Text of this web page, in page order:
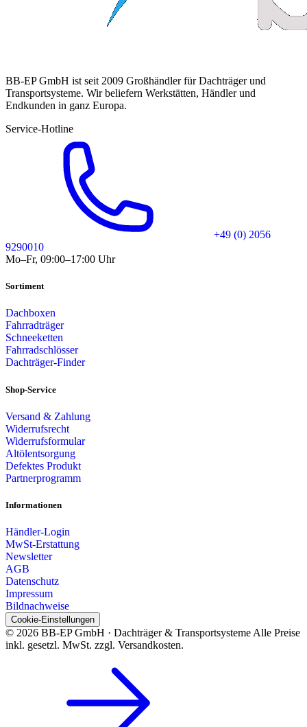
BB-EP GmbH ist seit 2009 Großhändler für Dachträger und
Transportsysteme. Wir beliefern Werkstätten, Händler und
Endkunden in ganz Europa.
Service-Hotline
+49 (0) 2056
9290010
Mo–Fr, 09:00–17:00 Uhr
Sortiment
Dachboxen
Fahrradträger
Schneeketten
Fahrradschlösser
Dachträger-Finder
Shop-Service
Versand & Zahlung
Widerrufsrecht
Widerrufsformular
Altölentsorgung
Defektes Produkt
Partnerprogramm
Informationen
Händler-Login
MwSt-Erstattung
Newsletter
AGB
Datenschutz
Impressum
Bildnachweise
Cookie-Einstellungen
© 2026 BB-EP GmbH · Dachträger & Transportsysteme Alle Preise
inkl. gesetzl. MwSt. zzgl. Versandkosten.